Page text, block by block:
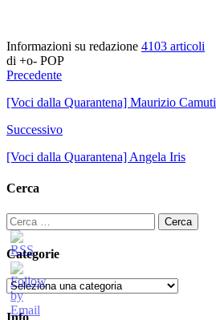
Informazioni su redazione 4103 articoli
di +o- POP
Precedente
[Voci dalla Quarantena] Maurizio Camuti
Successivo
[Voci dalla Quarantena] Angela Iris
Cerca
Ricerca
per:
Categorie
Categorie